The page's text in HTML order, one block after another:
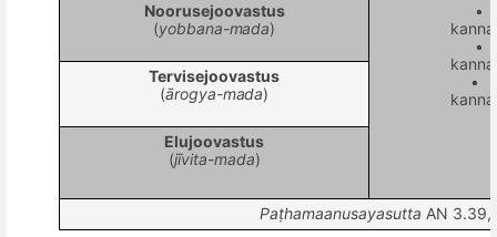
Noorusejoovastus
(yobbana-mada)
•
•
•
Tervisejoovastus
(ārogya-mada)
Elujoovastus
(jīvita-mada)
Paṭhamaanusayasutta AN 3.39,